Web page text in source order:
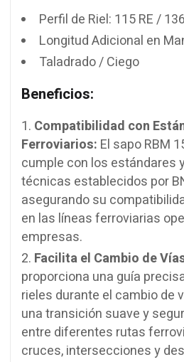
Perfil de Riel: 115 RE /
Longitud Adicional en
Taladrado / Ciego
Beneficios:
Compatibilidad con
Ferroviarios: El sapo RBM
cumple con los estándares
técnicas establecidos por
asegurando su
en las líneas ferroviarias
empresas.
Facilita el Cambio de
proporciona una guía
rieles durante el cambio de
una transición suave y
entre diferentes rutas
cruces, intersecciones y